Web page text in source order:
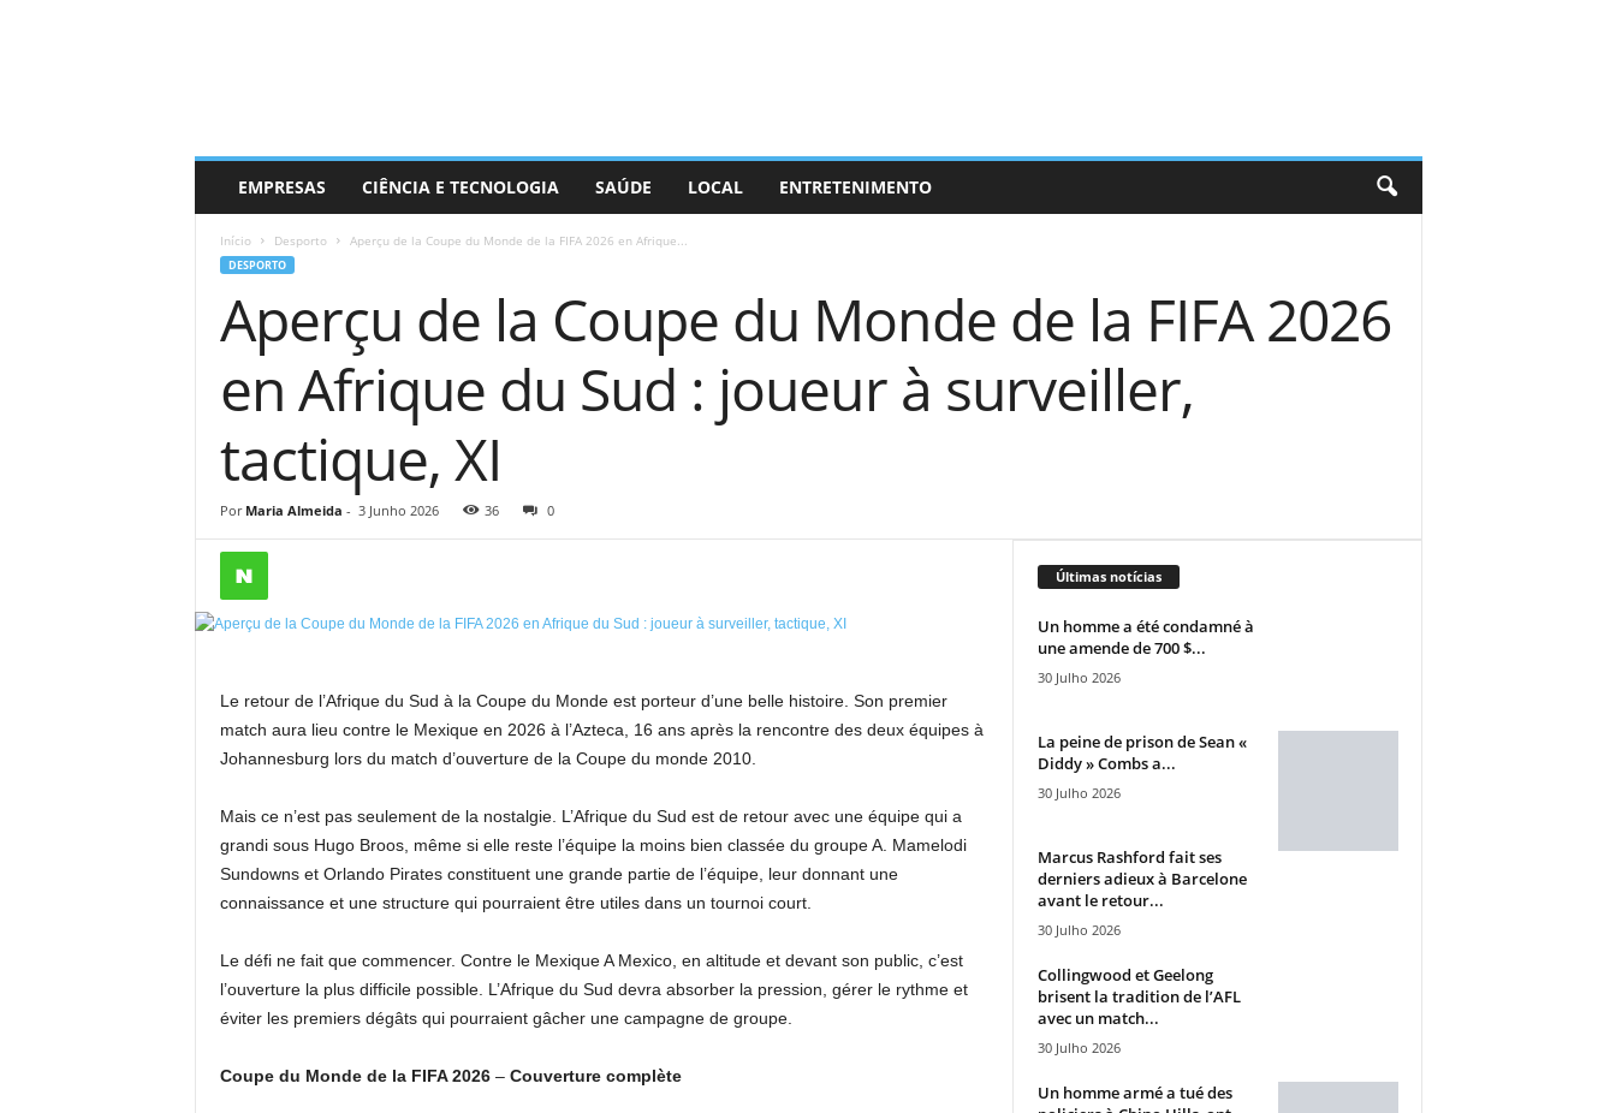
EMPRESAS CIÊNCIA E TECNOLOGIA SAÚDE LOCAL ENTRETENIMENTO
Início Desporto Aperçu de la Coupe du Monde de la FIFA 2026 en Afrique...
DESPORTO
Aperçu de la Coupe du Monde de la FIFA 2026
en Afrique du Sud : joueur à surveiller,
tactique, XI
Por Maria Almeida - 3 Junho 2026 36 0
Le retour de l’Afrique du Sud à la Coupe du Monde est porteur d’une belle histoire. Son premier
match aura lieu contre le Mexique en 2026 à l’Azteca, 16 ans après la rencontre des deux équipes à
Johannesburg lors du match d’ouverture de la Coupe du monde 2010.
Mais ce n’est pas seulement de la nostalgie. L’Afrique du Sud est de retour avec une équipe qui a
grandi sous Hugo Broos, même si elle reste l’équipe la moins bien classée du groupe A. Mamelodi
Sundowns et Orlando Pirates constituent une grande partie de l’équipe, leur donnant une
connaissance et une structure qui pourraient être utiles dans un tournoi court.
Le défi ne fait que commencer. Contre le Mexique A Mexico, en altitude et devant son public, c’est
l’ouverture la plus difficile possible. L’Afrique du Sud devra absorber la pression, gérer le rythme et
éviter les premiers dégâts qui pourraient gâcher une campagne de groupe.
Coupe du Monde de la FIFA 2026– Couverture complète
Últimas notícias
Un homme a été condamné à
une amende de 700 $...
30 Julho 2026
La peine de prison de Sean «
Diddy » Combs a...
30 Julho 2026
Marcus Rashford fait ses
derniers adieux à Barcelone
avant le retour...
30 Julho 2026
Collingwood et Geelong
brisent la tradition de l’AFL
avec un match...
30 Julho 2026
Un homme armé a tué des